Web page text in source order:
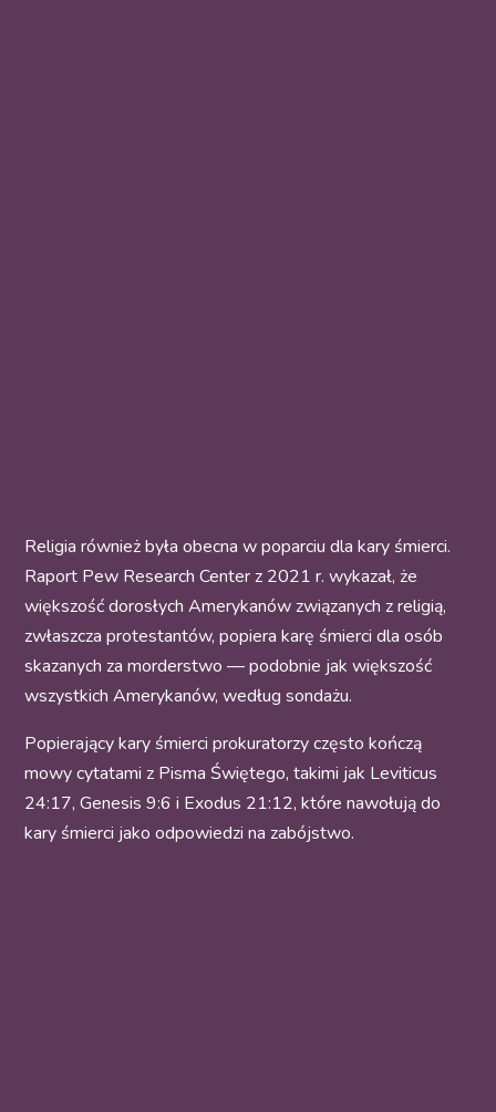
Religia również była obecna w poparciu dla kary śmierci.
Raport Pew Research Center z 2021 r. wykazał, że
większość dorosłych Amerykanów związanych z religią,
zwłaszcza protestantów, popiera karę śmierci dla osób
skazanych za morderstwo — podobnie jak większość
wszystkich Amerykanów, według sondażu.
Popierający kary śmierci prokuratorzy często kończą
mowy cytatami z Pisma Świętego, takimi jak Leviticus
24:17, Genesis 9:6 i Exodus 21:12, które nawołują do
kary śmierci jako odpowiedzi na zabójstwo.